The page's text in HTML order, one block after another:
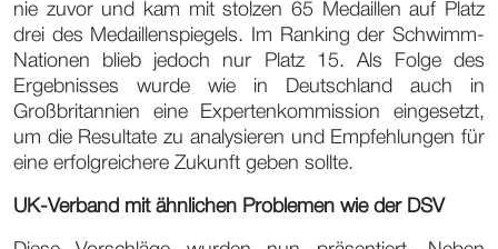
nie zuvor und kam mit stolzen 65 Medaillen auf Platz
drei des Medaillenspiegels. Im Ranking der Schwimm-
Nationen blieb jedoch nur Platz 15. Als Folge des
Ergebnisses wurde wie in Deutschland auch in
Großbritannien eine Expertenkommission eingesetzt,
um die Resultate zu analysieren und Empfehlungen für
eine erfolgreichere Zukunft geben sollte.
UK-Verband mit ähnlichen Problemen wie der DSV